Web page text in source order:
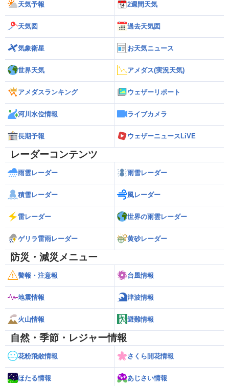
天気予報 2週間天気
天気図 過去天気図
気象衛星 お天気ニュース
世界天気 アメダス(実況天気)
アメダスランキング ウェザーリポート
河川水位情報 ライブカメラ
長期予報 ウェザーニュースLiVE
レーダーコンテンツ
雨雲レーダー 雨雪レーダー
積雪レーダー 風レーダー
雷レーダー 世界の雨雲レーダー
ゲリラ雷雨レーダー 黄砂レーダー
防災・減災メニュー
警報・注意報 台風情報
地震情報 津波情報
火山情報 避難情報
自然・季節・レジャー情報
花粉飛散情報 さくら開花情報
ほたる情報 あじさい情報